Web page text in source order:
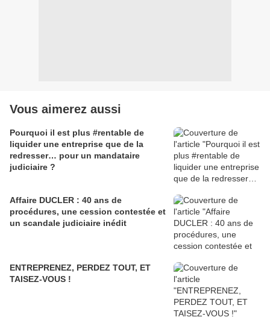
Vous aimerez aussi
Pourquoi il est plus #rentable de
liquider une entreprise que de la
redresser… pour un mandataire
judiciaire ?
Affaire DUCLER : 40 ans de
procédures, une cession contestée et
un scandale judiciaire inédit
ENTREPRENEZ, PERDEZ TOUT, ET
TAISEZ-VOUS !